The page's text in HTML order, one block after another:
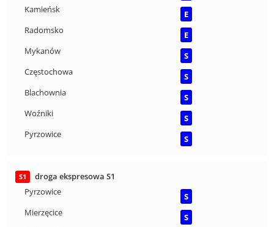
Kamieńsk
E
Radomsko
E
Mykanów
S
Częstochowa
S
Blachownia
S
Woźniki
S
Pyrzowice
S
S1
droga ekspresowa S1
Pyrzowice
S
Mierzęcice
S